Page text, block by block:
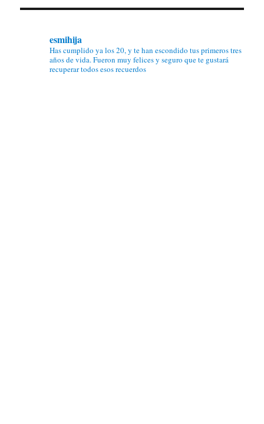
esmihija
Has cumplido ya los 20, y te han escondido tus primeros tres
años de vida. Fueron muy felices y seguro que te gustará
recuperar todos esos recuerdos